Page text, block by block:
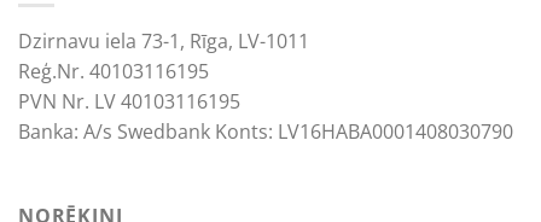
Dzirnavu iela 73-1, Rīga, LV-1011
Reģ.Nr. 40103116195
PVN Nr. LV 40103116195
Banka: A/s Swedbank Konts: LV16HABA0001408030790
NORĒĶINI